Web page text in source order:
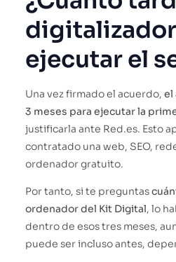
ejecutar el
Una vez firmado el acuerdo, el
3 meses para ejecutar la
justificarla ante Red.es. Esto
contratado una web, SEO,
ordenador gratuito.
Por tanto, si te preguntas
ordenador del Kit Digital, lo
dentro de esos tres meses,
puede ser incluso antes,